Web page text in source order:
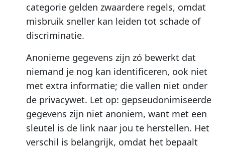
categorie gelden zwaardere regels, omdat
misbruik sneller kan leiden tot schade of
discriminatie.
Anonieme gegevens zijn zó bewerkt dat
niemand je nog kan identificeren, ook niet
met extra informatie; die vallen niet onder
de privacywet. Let op: gepseudonimiseerde
gegevens zijn niet anoniem, want met een
sleutel is de link naar jou te herstellen. Het
verschil is belangrijk, omdat het bepaalt